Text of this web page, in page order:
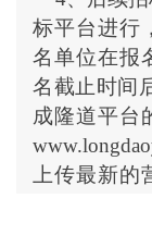
标平台进行
名单位在报
名截止时间
成隆道平台
上传最新